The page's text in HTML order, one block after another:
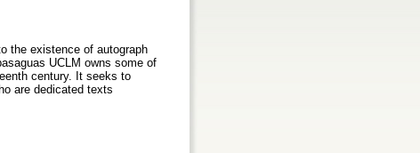
the existence of autograph
UCLM owns some of
century. It seeks to
are dedicated texts